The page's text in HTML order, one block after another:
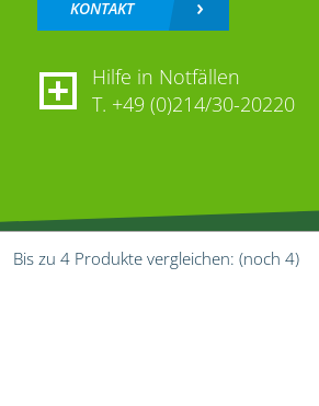
Bis zu 4 Produkte vergleichen: (noch 4)
KONTAKT
Hilfe in Notfällen
T. +49 (0)214/30-20220
Folgen Sie uns